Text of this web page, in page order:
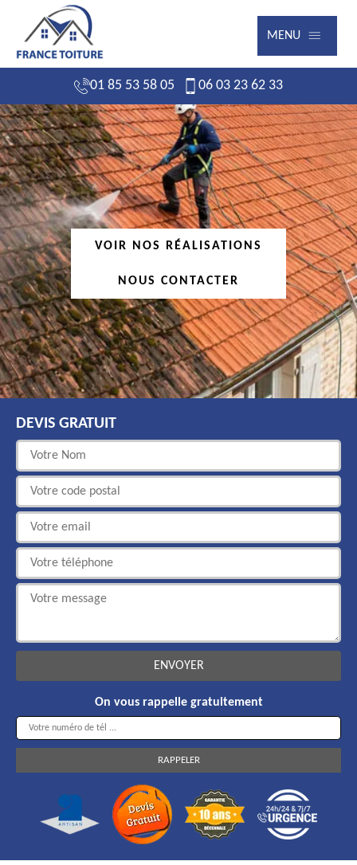
MENU
01 85 53 58 05 06 03 23 62 33
VOIR NOS RÉALISATIONS
NOUS CONTACTER
DEVIS GRATUIT
On vous rappelle gratuitement